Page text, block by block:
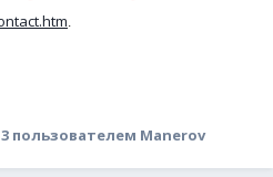
.
пользователем Manerov